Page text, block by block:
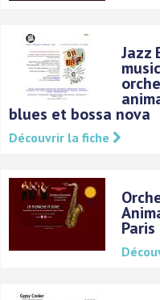
Jazz
blues et bossa nova
Découvrir la fiche
Paris